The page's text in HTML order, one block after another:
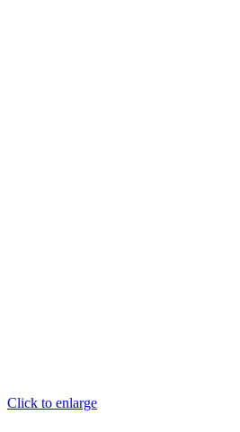
Click to enlarge